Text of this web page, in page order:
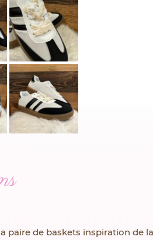
paire de baskets inspiration de